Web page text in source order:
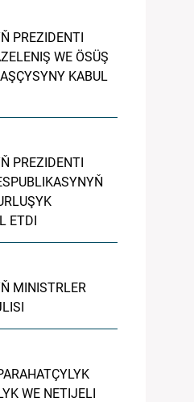
PREZIDENTI
WE ÖSÜŞ
KABUL
PREZIDENTI
ETDI
MINISTRLER
WE NETIJELI